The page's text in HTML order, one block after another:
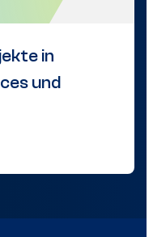
in
und